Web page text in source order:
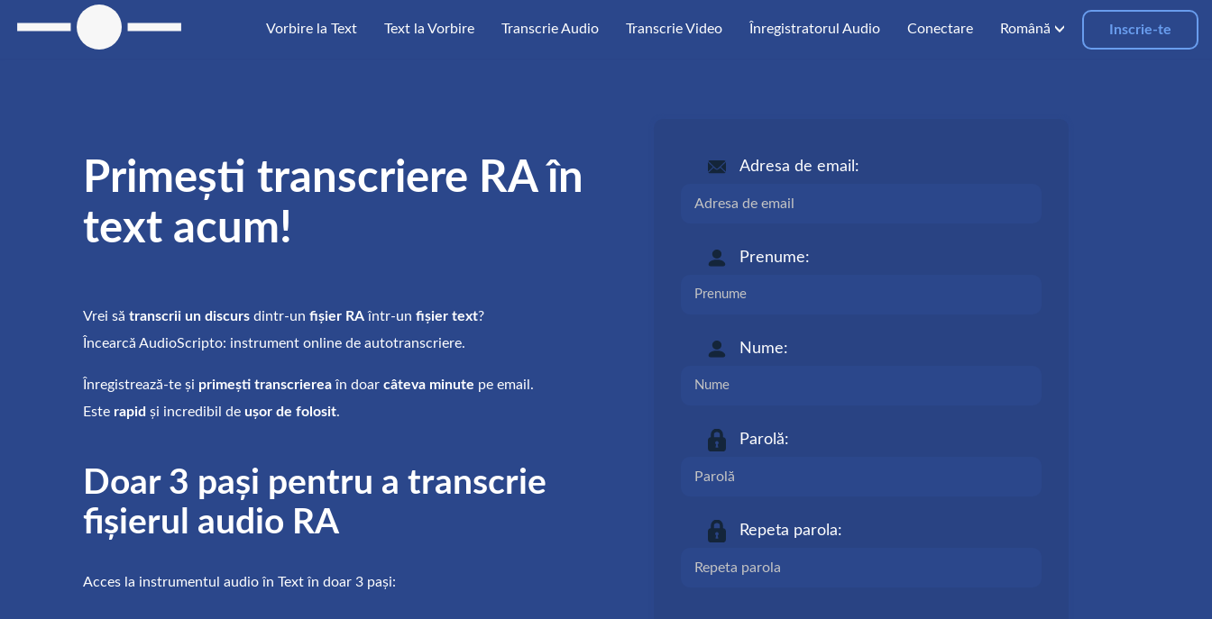
Vorbire la Text Text la Vorbire Transcrie Audio Transcrie Video Înregistratorul Audio Conectare Română Inscrie-te
Adresa de email:
Prenume:
Nume:
Parolă:
Repeta parola:
Primești transcriere RA în
text acum!
Vrei să transcrii un discursdintr-un fișier RAîntr-un fișier text?
Încearcă AudioScripto: instrument online de autotranscriere.
Înregistrează-te și primești transcriereaîn doar câteva minute pe email.
Este rapid și incredibil de ușor de folosit.
Doar 3 pași pentru a transcrie
fișierul audio RA
Acces la instrumentul audio în Text în doar 3 pași: